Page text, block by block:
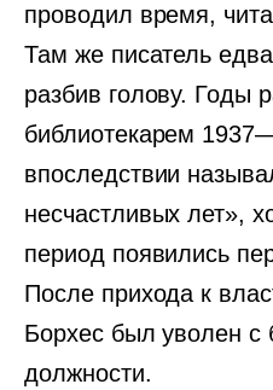
проводил время,
Там же писатель
разбив голову. Годы
библиотекарем
впоследствии
несчастливых лет»,
период появились
После прихода к
Борхес был уволен с
должности.